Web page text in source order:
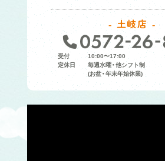
土岐店
受付
10:00〜17:00
定休日
毎週水曜・他シフト制
(お盆・年末年始休業)